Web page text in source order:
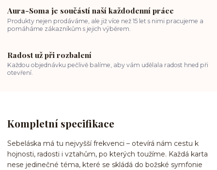
Aura-Soma je součástí naší každodenní práce
Produkty nejen prodáváme, ale již více než 15 let s nimi pracujeme a
pomáháme zákazníkům s jejich výběrem.
Radost už při rozbalení
Každou objednávku pečlivě balíme, aby vám udělala radost hned při
otevření.
Kompletní specifikace
Sebeláska má tu nejvyšší frekvenci – otevírá nám cestu k
hojnosti, radosti i vztahům, po kterých toužíme. Každá karta
nese jedinečné téma, které se skládá do božské symfonie